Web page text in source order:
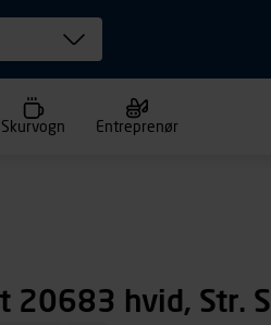
Skurvogn Entreprenør
20683 hvid, Str. S